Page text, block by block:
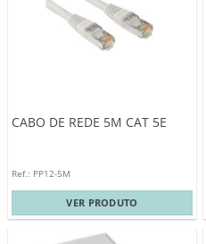
CABO DE REDE 5M CAT 5E
Ref.: PP12-5M
VER PRODUTO